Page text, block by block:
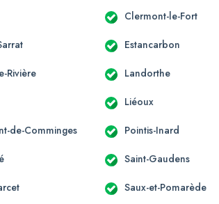
Clermont-le-Fort
Estancarbon
Rivière Landorthe
Liéoux
de-Comminges Pointis-Inard
Saint-Gaudens
Saux-et-Pomarède